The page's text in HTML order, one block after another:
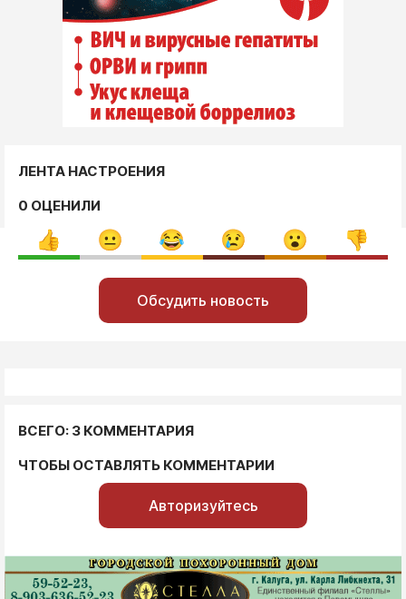
ЛЕНТА НАСТРОЕНИЯ
0 ОЦЕНИЛИ
Обсудить новость
ВСЕГО: 3 КОММЕНТАРИЯ
ЧТОБЫ ОСТАВЛЯТЬ КОММЕНТАРИИ
Авторизуйтесь